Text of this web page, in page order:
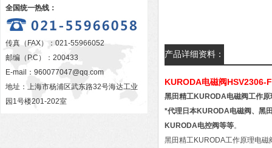
全国统一热线：
传真（FAX）：021-55966052
邮编（P.C）：200433
E-mail： 960077047@qq.com
地址：上海市杨浦区武东路32号海达工业
园1号楼201-202室
产品详细资料：
KURODA电磁阀HSV2306-
黑田精工KURODA电磁阀工作原
*代理日本KURODA电磁阀、黑
KURODA电控阀等等。
黑田精工KURODA工作原理电